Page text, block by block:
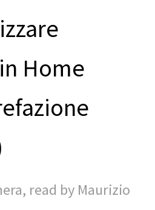
Home
read by Maurizio